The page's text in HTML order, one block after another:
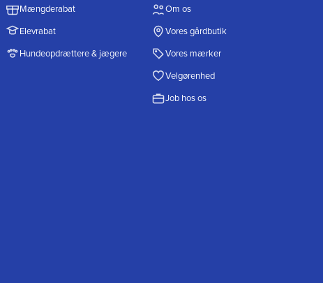
Mængderabat
Elevrabat
Hundeopdrættere & jægere
Om os
Vores gårdbutik
Vores mærker
Velgørenhed
Job hos os